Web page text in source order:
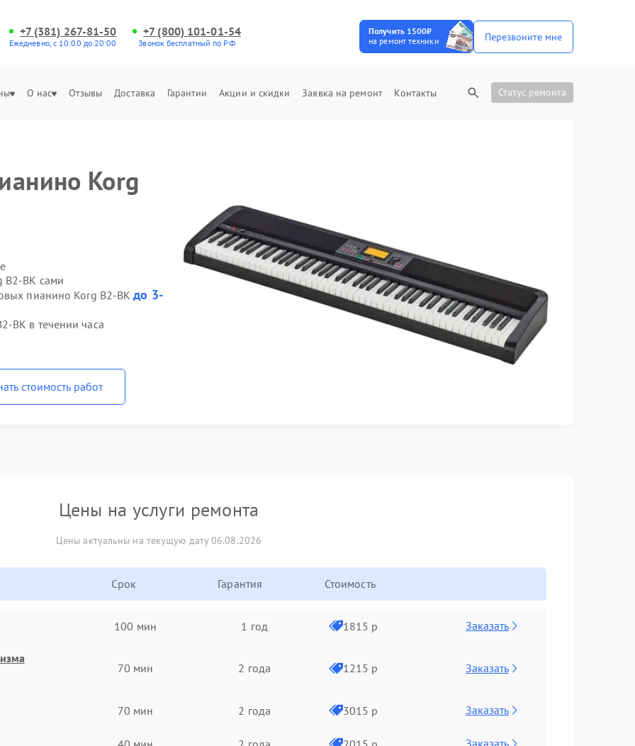
+7 (381) 267-81-50
Ежедневно, с 10:00 до 20:00
+7 (800) 101-01-54
Звонок бесплатный по РФ
Получить 1500₽
на ремонт техники
Перезвоните мне
О нас Отзывы Доставка Гарантии Акции и скидки Заявка на ремонт Контакты Статус ремонта
Korg
B2-BK сами
пианино Korg B2-BKдо 3-
BK в течении часа
стоимость работ
Цены на услуги ремонта
Цены актуальны на текущую дату 06.08.2026
Срок Гарантия Стоимость
100 мин 1 год 1815 р Заказать
70 мин 2 года 1215 р Заказать
70 мин 2 года 3015 р Заказать
Заказать